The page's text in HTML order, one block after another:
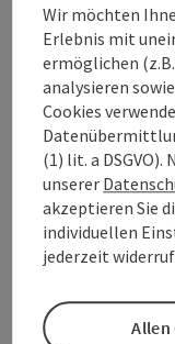
Dokumente:
Pressekontakt
WGD Donau
Lindengasse 9
4040 Linz
Telefon
+43 732 7277-
E-Mail
Wir möchten
Erlebnis mit
ermöglichen
analysieren
Cookies
(1) lit. a
unserer
akzeptieren Sie
individuellen
jederzeit
Allen